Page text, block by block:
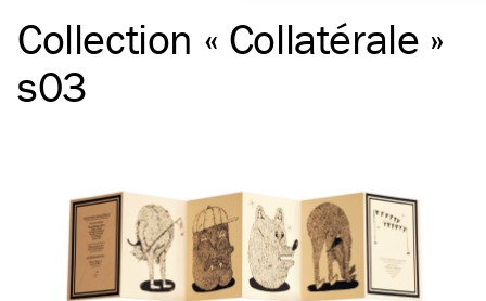
Collection « Collatérale »
s03